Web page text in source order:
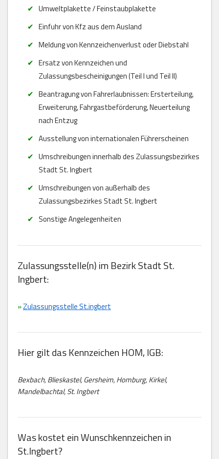
Umweltplakette / Feinstaubplakette
Einfuhr von Kfz aus dem Ausland
Meldung von Kennzeichenverlust oder Diebstahl
Ersatz von Kennzeichen und
Zulassungsbescheinigungen (Teil I und Teil II)
Beantragung von Fahrerlaubnissen: Ersterteilung,
Erweiterung, Fahrgastbeförderung, Neuerteilung
nach Entzug
Ausstellung von internationalen Führerscheinen
Umschreibungen innerhalb des Zulassungsbezirkes
Stadt St. Ingbert
Umschreibungen von außerhalb des
Zulassungsbezirkes Stadt St. Ingbert
Sonstige Angelegenheiten
Zulassungsstelle(n) im Bezirk Stadt St.
Ingbert:
»Zulassungsstelle St.ingbert
Hier gilt das Kennzeichen HOM, IGB:
Bexbach, Blieskastel, Gersheim, Homburg, Kirkel,
Mandelbachtal, St. Ingbert
Was kostet ein Wunschkennzeichen in
St.Ingbert?